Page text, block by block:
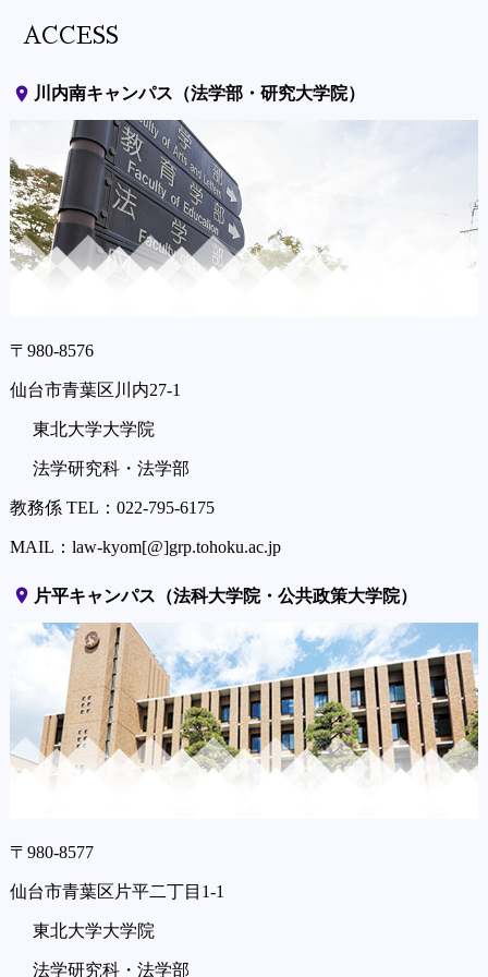
ACCESS
place 川内南キャンパス（法学部・研究大学院）
〒980-8576
仙台市青葉区川内27-1
東北大学大学院
法学研究科・法学部
教務係 TEL：022-795-6175
MAIL：law-kyom[@]grp.tohoku.ac.jp
place 片平キャンパス（法科大学院・公共政策大学院）
〒980-8577
仙台市青葉区片平二丁目1-1
東北大学大学院
法学研究科・法学部